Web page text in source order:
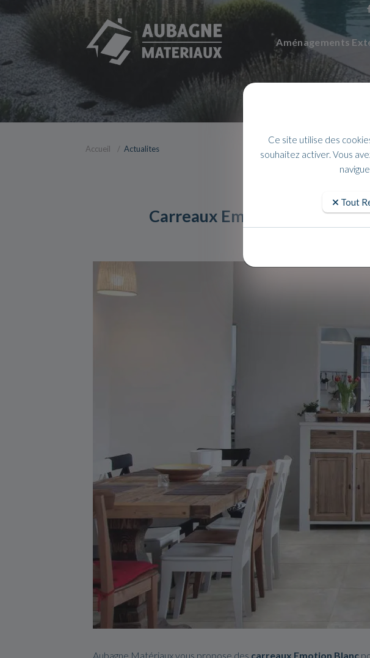
Aménagements
Accueil Actualites
Carreaux Emotion Blanc
Aubagne Matériaux vous propose des carreaux Emotion Blanc
Ce site utilise des
souhaitez activer. Vous
Tout